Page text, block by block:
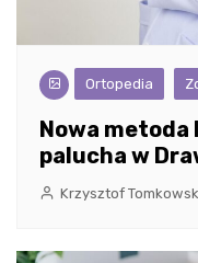
Ortopedia
Nowa
palucha w
Krzysztof